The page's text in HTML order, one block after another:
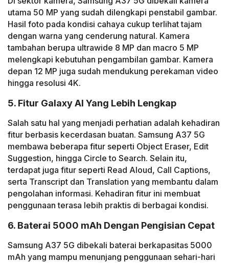
utama 50 MP yang sudah dilengkapi penstabil gambar.
Hasil foto pada kondisi cahaya cukup terlihat tajam
dengan warna yang cenderung natural. Kamera
tambahan berupa ultrawide 8 MP dan macro 5 MP
melengkapi kebutuhan pengambilan gambar. Kamera
depan 12 MP juga sudah mendukung perekaman video
hingga resolusi 4K.
5. Fitur Galaxy AI Yang Lebih Lengkap
Salah satu hal yang menjadi perhatian adalah kehadiran
fitur berbasis kecerdasan buatan. Samsung A37 5G
membawa beberapa fitur seperti Object Eraser, Edit
Suggestion, hingga Circle to Search. Selain itu,
terdapat juga fitur seperti Read Aloud, Call Captions,
serta Transcript dan Translation yang membantu dalam
pengolahan informasi. Kehadiran fitur ini membuat
penggunaan terasa lebih praktis di berbagai kondisi.
6. Baterai 5000 mAh Dengan Pengisian Cepat
Samsung A37 5G dibekali baterai berkapasitas 5000
mAh yang mampu menunjang penggunaan sehari-hari